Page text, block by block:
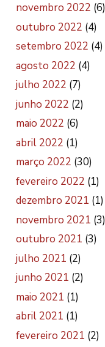
novembro 2022 (6)
outubro 2022 (4)
setembro 2022 (4)
agosto 2022 (4)
julho 2022 (7)
junho 2022 (2)
maio 2022 (6)
abril 2022 (1)
março 2022 (30)
fevereiro 2022 (1)
dezembro 2021 (1)
novembro 2021 (3)
outubro 2021 (3)
julho 2021 (2)
junho 2021 (2)
maio 2021 (1)
abril 2021 (1)
fevereiro 2021 (2)